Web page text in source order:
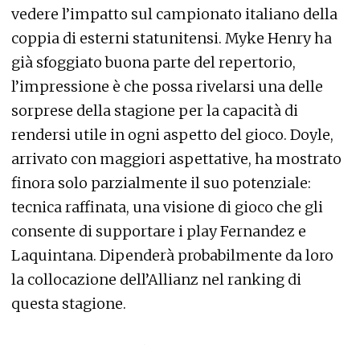
vedere l’impatto sul campionato italiano della
coppia di esterni statunitensi. Myke Henry ha
già sfoggiato buona parte del repertorio,
l’impressione è che possa rivelarsi una delle
sorprese della stagione per la capacità di
rendersi utile in ogni aspetto del gioco. Doyle,
arrivato con maggiori aspettative, ha mostrato
finora solo parzialmente il suo potenziale:
tecnica raffinata, una visione di gioco che gli
consente di supportare i play Fernandez e
Laquintana. Dipenderà probabilmente da loro
la collocazione dell’Allianz nel ranking di
questa stagione.